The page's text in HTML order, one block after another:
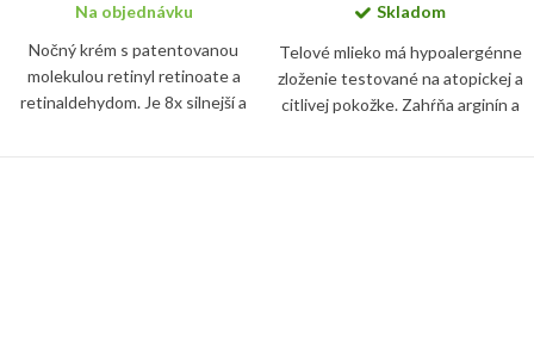
Na objednávku
Nočný krém s patentovanou
molekulou retinyl retinoate a
retinaldehydom. Je 8x silnejší a
Skladom
Telové mlieko má hypoalergénne
zloženie testované na atopickej a
citlivej pokožke. Zahŕňa arginín a